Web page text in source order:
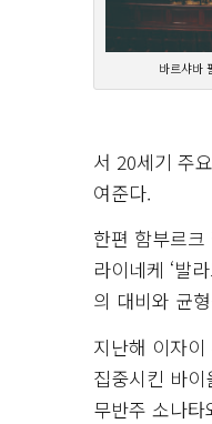
바르샤바
서 20세기 주
여준다.
한편 함부르
라이네케 ‘발
의 대비와 균
지난해 이자
집중시킨 바
무반주 소나